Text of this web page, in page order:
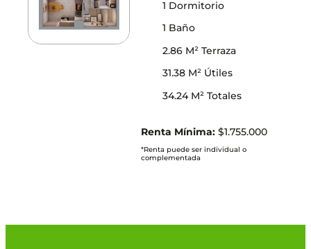
1 Dormitorio
1 Baño
2.86 M² Terraza
31.38 M² Útiles
34.24 M² Totales
Renta Mínima: $1.755.000
*Renta puede ser individual o
complementada